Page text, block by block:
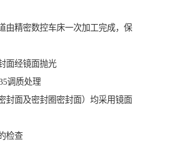
由精密数控车床一次加工完成，保
面经镜面抛光
过T235调质处理
封面及密封圈密封面）均采用镜面
检查